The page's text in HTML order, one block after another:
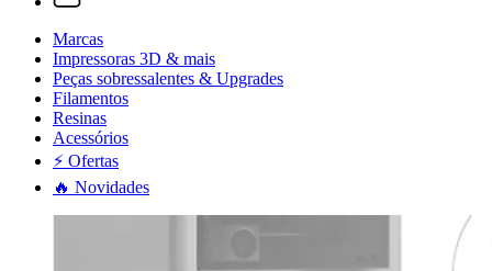
Marcas
Impressoras 3D & mais
Peças sobressalentes & Upgrades
Filamentos
Resinas
Acessórios
⚡ Ofertas
🔥 Novidades